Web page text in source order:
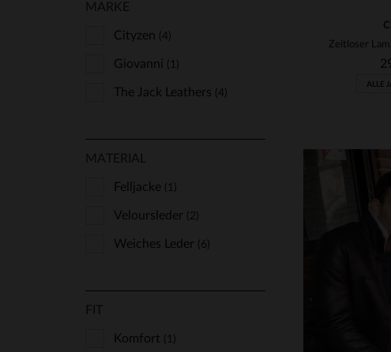
MARKE
Cityzen (4)
Giovanni (1)
The Jack Leathers (4)
MATERIAL
Felljacke (1)
Veloursleder (2)
Weiches Leder (6)
FIT
Komfort (1)
ALLE